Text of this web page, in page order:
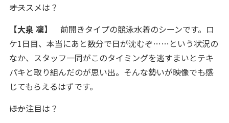
――オススメは？
【大泉 凜】
前開きタイプの競泳水着のシーンです。ロ
ケ1日目、本当にあと数分で日が沈むぞ……という状況の
なか、スタッフ一同がこのタイミングを逃すまいとテキ
パキと取り組んだのが思い出。そんな勢いが映像でも感
じてもらえるはずです。
――ほか注目は？